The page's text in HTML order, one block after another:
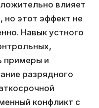
влияет
но этот эффект не
Навык устного
примеры и
разрядного
конфликт с